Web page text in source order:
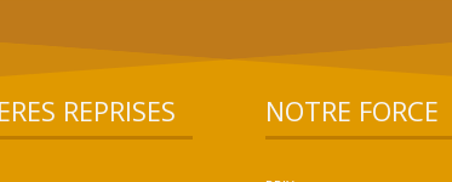
REPRISES NOTRE FORCE